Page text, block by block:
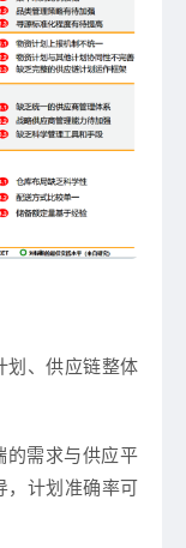
划、供应链整体
的需求与供应平
计划准确率可